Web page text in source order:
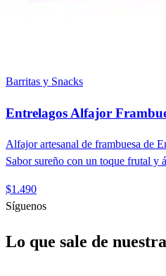
Barritas y Snacks
Entrelagos Alfajor
Alfajor artesanal de frambuesa de
Sabor sureño con un toque frutal y
$1.490
Síguenos
Lo que sale de